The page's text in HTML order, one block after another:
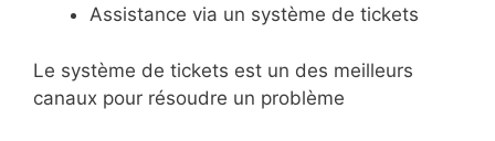
Assistance via un système de tickets
Le système de tickets est un des meilleurs
canaux pour résoudre un problème